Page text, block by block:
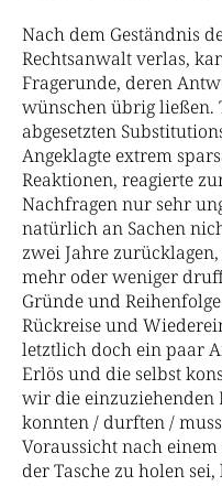
Nach dem Geständnis
Rechtsanwalt verlas,
Fragerunde, deren
wünschen übrig ließen.
abgesetzten
Angeklagte extrem
Reaktionen, reagierte
Nachfragen nur sehr
natürlich an Sachen
zwei Jahre
mehr oder weniger
Gründe und
Rückreise und
letztlich doch ein paar
Erlös und die selbst
wir die einzuziehenden
konnten / durften /
Voraussicht nach
der Tasche zu holen